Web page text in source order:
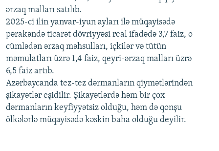
ərzaq malları satılıb.
2025-ci ilin yanvar-iyun ayları ilə müqayisədə
pərakəndə ticarət dövriyyəsi real ifadədə 3,7 faiz, o
cümlədən ərzaq məhsulları, içkilər və tütün
məmulatları üzrə 1,4 faiz, qeyri-ərzaq malları üzrə
6,5 faiz artıb.
Azərbaycanda tez-tez dərmanların qiymətlərindən
şikayətlər eşidilir. Şikayətlərdə həm bir çox
dərmanların keyfiyyətsiz olduğu, həm də qonşu
ölkələrlə müqayisədə kəskin baha olduğu deyilir.